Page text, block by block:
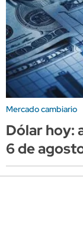
Mercado cambiario
Dólar hoy:
6 de